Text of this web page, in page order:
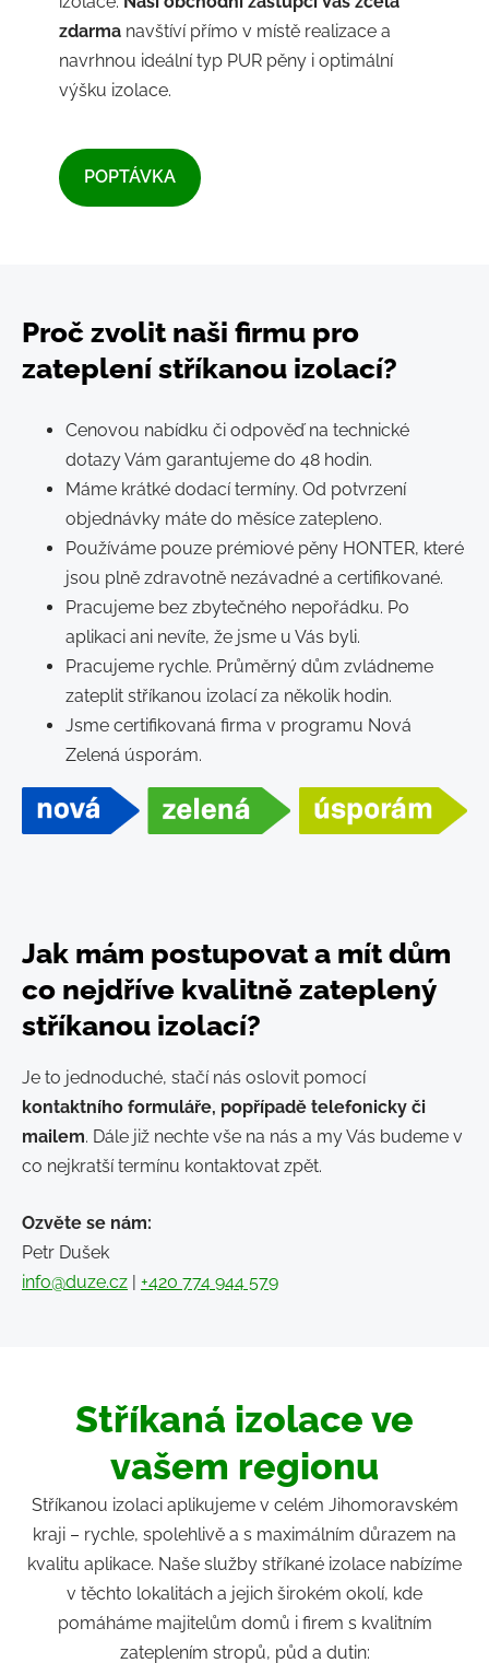
zdarmanavštíví přímo v místě realizace a
navrhnou ideální typ PUR pěny i optimální
výšku izolace.
​POPTÁVKA​
Proč zvolit naši firmu pro
zateplení stříkanou izolací?
Cenovou nabídku či odpověď na technické
dotazy Vám garantujeme do 48 hodin.
Máme krátké dodací termíny. Od potvrzení
objednávky máte do měsíce zatepleno.
Používáme pouze prémiové pěny HONTER, které
jsou plně zdravotně nezávadné a certifikované.
Pracujeme bez zbytečného nepořádku. Po
aplikaci ani nevíte, že jsme u Vás byli.
Pracujeme rychle. Průměrný dům zvládneme
zateplit stříkanou izolací za několik hodin.
Jsme certifikovaná firma v programu Nová
Zelená úsporám.
Jak mám postupovat a mít dům
co nejdříve kvalitně zateplený
stříkanou izolací?
Je to jednoduché, stačí nás oslovit pomocí
kontaktního formuláře, popřípadě telefonicky či
mailem. Dále již nechte vše na nás a my Vás budeme v
co nejkratší termínu kontaktovat zpět.
Ozvěte se nám:
Petr Dušek
info@duze.cz | +420 774 944 579
Stříkaná izolace ve
vašem regionu
Stříkanou izolaci aplikujeme v celém Jihomoravském
kraji – rychle, spolehlivě a s maximálním důrazem na
kvalitu aplikace. Naše služby stříkané izolace nabízíme
v těchto lokalitách a jejich širokém okolí, kde
pomáháme majitelům domů i firem s kvalitním
zateplením stropů, půd a dutin: